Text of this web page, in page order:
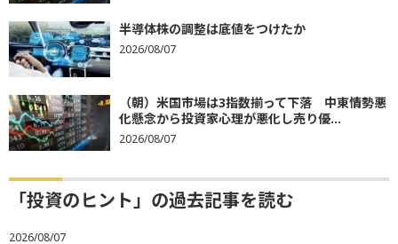
半導体株の調整は底値をつけたか
2026/08/07
（朝）米国市場は3指数揃って下落 中東情勢悪
化懸念から投資家心理が悪化し売り優...
2026/08/07
「投資のヒント」の過去記事を読む
2026/08/07